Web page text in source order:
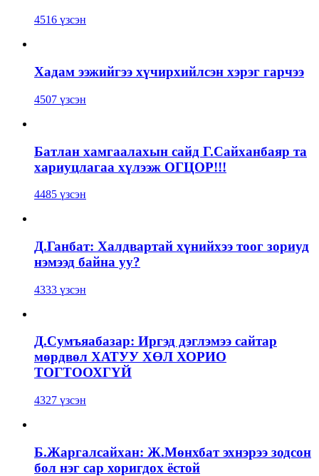
4516 үзсэн
Хадам ээжийгээ хүчирхийлсэн хэрэг гарчээ
4507 үзсэн
Батлан хамгаалахын сайд Г.Сайханбаяр та
хариуцлагаа хүлээж ОГЦОР!!!
4485 үзсэн
Д.Ганбат: Халдвартай хүнийхээ тоог зориуд
нэмээд байна уу?
4333 үзсэн
Д.Сумъяабазар: Иргэд дэглэмээ сайтар
мөрдвөл ХАТУУ ХӨЛ ХОРИО
ТОГТООХГҮЙ
4327 үзсэн
Б.Жаргалсайхан: Ж.Мөнхбат эхнэрээ зодсон
бол нэг сар хоригдох ёстой